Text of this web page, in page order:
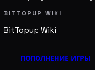
BITTOPUP WIKI
BitTopup Wiki
ПОПОЛНЕНИЕ ИГРЫ